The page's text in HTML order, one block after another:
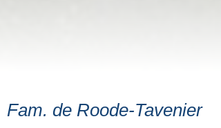
Fam. de Roode-Tavenier